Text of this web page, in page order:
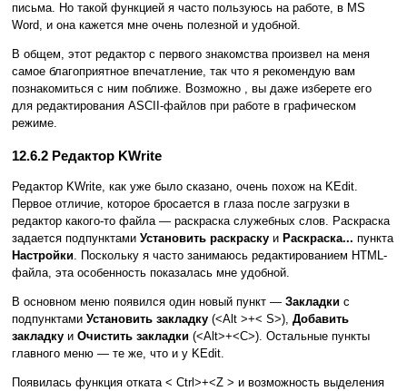
письма. Но такой функцией я часто пользуюсь на работе, в MS
Word, и она кажется мне очень полезной и удобной.
В общем, этот редактор с первого знакомства произвел на меня
самое благоприятное впечатление, так что я рекомендую вам
познакомиться с ним поближе. Возможно , вы даже изберете его
для редактирования ASCII-файлов при работе в графическом
режиме.
12.6.2 Редактор KWrite
Редактор KWrite, как уже было сказано, очень похож на KEdit.
Первое отличие, которое бросается в глаза после загрузки в
редактор какого-то файла — раскраска служебных слов. Раскраска
задается подпунктами Установить раскраску и Раскраска... пункта
Настройки. Поскольку я часто занимаюсь редактированием HTML-
файла, эта особенность показалась мне удобной.
В основном меню появился один новый пункт — Закладки с
подпунктами Установить закладку (<Alt >+< S>), Добавить
закладку и Очистить закладки (<Alt>+<C>). Остальные пункты
главного меню — те же, что и у KEdit.
Появилась функция отката < Ctrl>+<Z > и возможность выделения